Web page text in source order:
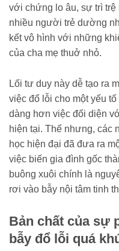
với chứng lo âu, sự trì trệ
nhiều người trẻ dường
kết vô hình với những
của cha mẹ thuở nhỏ.
Lối tư duy này dễ tạo ra
việc đổ lỗi cho một yếu
dàng hơn việc đối diện
hiện tại. Thế nhưng, các
học hiện đại đã đưa ra
việc biến gia đình gốc
buông xuôi chính là
rơi vào bẫy nội tâm tinh
Bản chất của sự
bẫy đổ lỗi quá